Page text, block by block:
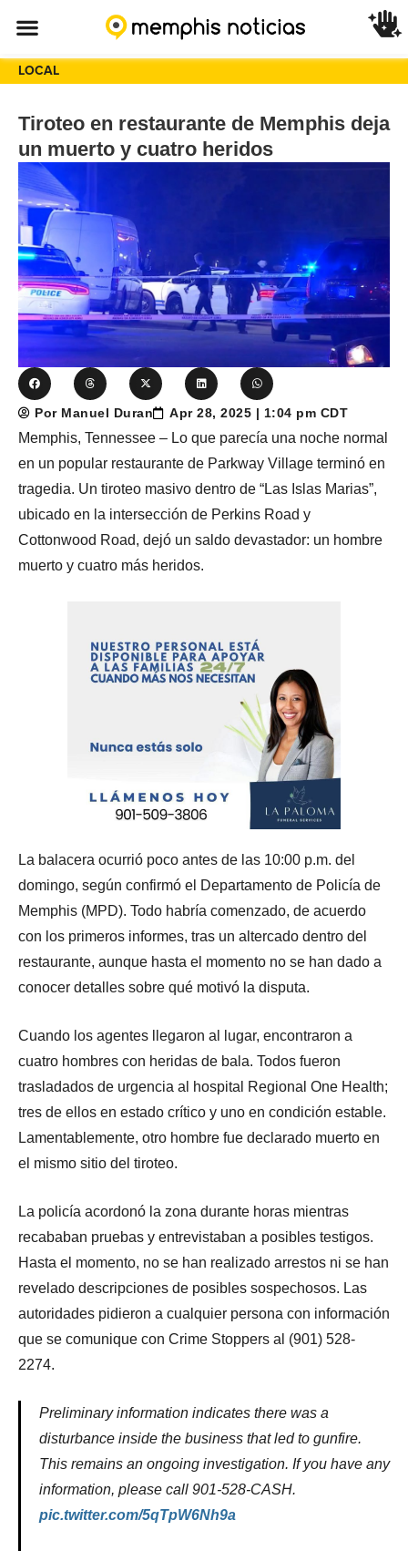
LOCAL
Tiroteo en restaurante de Memphis deja
un muerto y cuatro heridos
Por Manuel Duran Apr 28, 2025 | 1:04 pm CDT
Memphis, Tennessee – Lo que parecía una noche normal
en un popular restaurante de Parkway Village terminó en
tragedia. Un tiroteo masivo dentro de “Las Islas Marias”,
ubicado en la intersección de Perkins Road y
Cottonwood Road, dejó un saldo devastador: un hombre
muerto y cuatro más heridos.
La balacera ocurrió poco antes de las 10:00 p.m. del
domingo, según confirmó el Departamento de Policía de
Memphis (MPD). Todo habría comenzado, de acuerdo
con los primeros informes, tras un altercado dentro del
restaurante, aunque hasta el momento no se han dado a
conocer detalles sobre qué motivó la disputa.
Cuando los agentes llegaron al lugar, encontraron a
cuatro hombres con heridas de bala. Todos fueron
trasladados de urgencia al hospital Regional One Health;
tres de ellos en estado crítico y uno en condición estable.
Lamentablemente, otro hombre fue declarado muerto en
el mismo sitio del tiroteo.
La policía acordonó la zona durante horas mientras
recababan pruebas y entrevistaban a posibles testigos.
Hasta el momento, no se han realizado arrestos ni se han
revelado descripciones de posibles sospechosos. Las
autoridades pidieron a cualquier persona con información
que se comunique con Crime Stoppers al (901) 528-
2274.
Preliminary information indicates there was a
disturbance inside the business that led to gunfire.
This remains an ongoing investigation. If you have any
information, please call 901-528-CASH.
pic.twitter.com/5qTpW6Nh9a